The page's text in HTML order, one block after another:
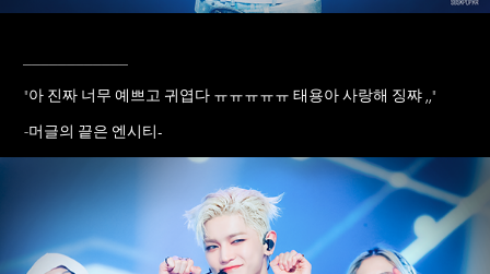
____________
"아 진짜 너무 예쁘고 귀엽다 ㅠㅠㅠㅠㅠ 태용아 사랑해 징쨔 ,,"
-머글의 끝은 엔시티-